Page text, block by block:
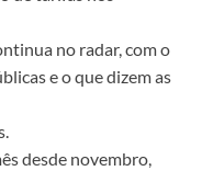
no radar, com o
e o que dizem as
desde novembro,